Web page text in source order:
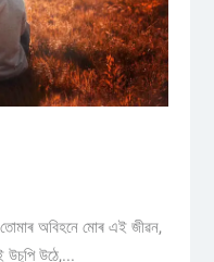
তোমাৰ অবিহনে মোৰ এই জীৱন,
উচুপি উঠে,...